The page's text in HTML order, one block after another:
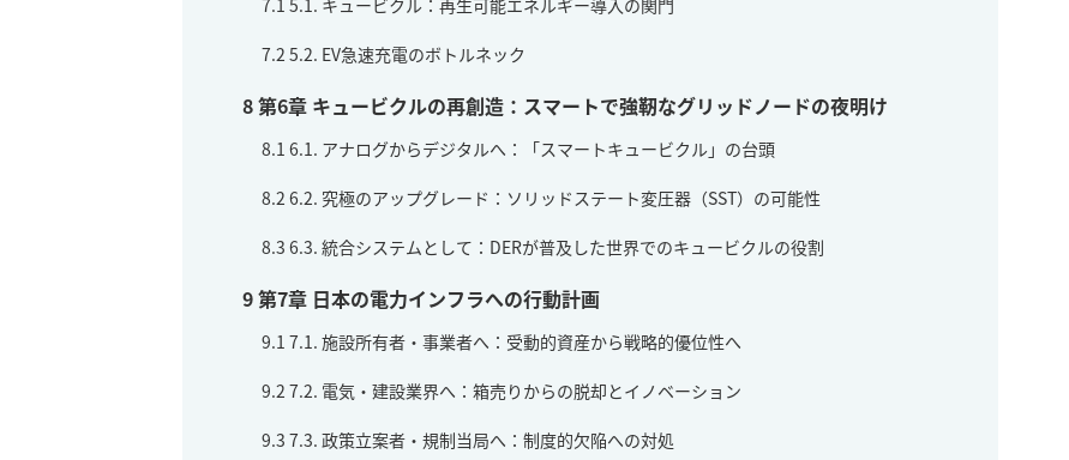
7.1 5.1. キュービクル：再生可能エネルギー導入の関門
7.2 5.2. EV急速充電のボトルネック
8第6章 キュービクルの再創造：スマートで強靭なグリッドノードの夜明け
8.1 6.1. アナログからデジタルへ：「スマートキュービクル」の台頭
8.2 6.2. 究極のアップグレード：ソリッドステート変圧器（SST）の可能性
8.3 6.3. 統合システムとして：DERが普及した世界でのキュービクルの役割
9第7章 日本の電力インフラへの行動計画
9.1 7.1. 施設所有者・事業者へ：受動的資産から戦略的優位性へ
9.2 7.2. 電気・建設業界へ：箱売りからの脱却とイノベーション
9.3 7.3. 政策立案者・規制当局へ：制度的欠陥への対処